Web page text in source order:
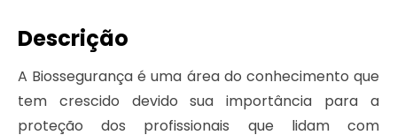
Descrição
A Biossegurança é uma área do conhecimento que
tem crescido devido sua importância para a
proteção dos profissionais que lidam com